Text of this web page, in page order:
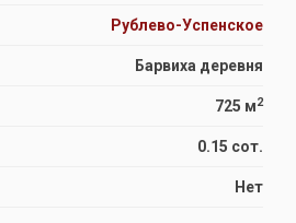
Рублево-Успенское
Барвиха деревня
725 м2
0.15 сот.
Нет